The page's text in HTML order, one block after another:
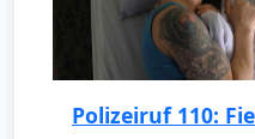
Polizeiruf 110: